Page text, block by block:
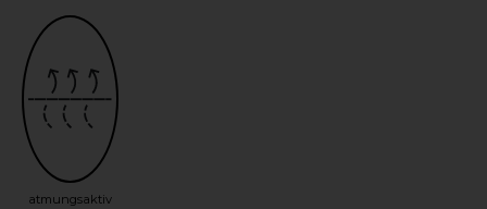
atmungsaktiv